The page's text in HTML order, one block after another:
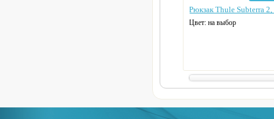
Рюкзак Thule Subterra
Цвет: на выбор